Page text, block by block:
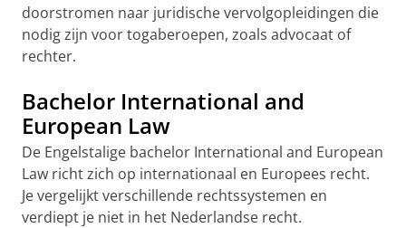
doorstromen naar juridische vervolgopleidingen die
nodig zijn voor togaberoepen, zoals advocaat of
rechter.
Bachelor International and
European Law
De Engelstalige bachelor International and European
Law richt zich op internationaal en Europees recht.
Je vergelijkt verschillende rechtssystemen en
verdiept je niet in het Nederlandse recht.